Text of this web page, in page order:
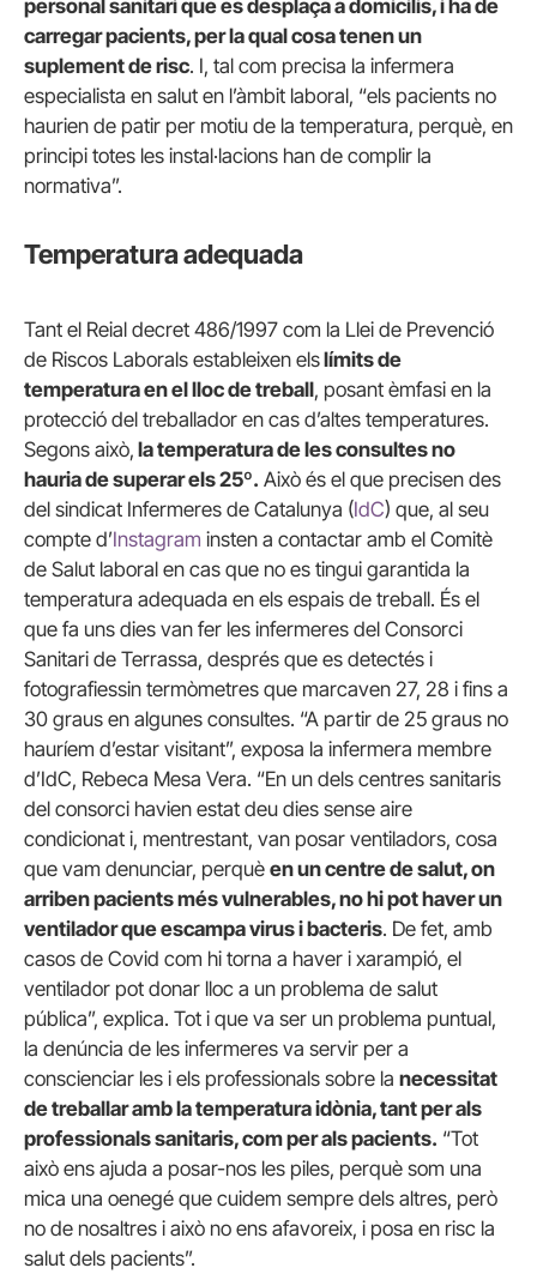
personal sanitari que es desplaça a domicilis, i ha de
carregar pacients, per la qual cosa tenen un
suplement de risc. I, tal com precisa la infermera
especialista en salut en l’àmbit laboral, “els pacients no
haurien de patir per motiu de la temperatura, perquè, en
principi totes les instal·lacions han de complir la
normativa”.
Temperatura adequada
Tant el Reial decret 486/1997 com la Llei de Prevenció
de Riscos Laborals estableixen elslímits de
temperatura en el lloc de treball, posant èmfasi en la
protecció del treballador en cas d’altes temperatures.
Segons això, la temperatura de les consultes no
hauria de superar els 25º. Això és el que precisen des
del sindicat Infermeres de Catalunya (IdC) que, al seu
compte d’Instagram insten a contactar amb el Comitè
de Salut laboral en cas que no es tingui garantida la
temperatura adequada en els espais de treball. És el
que fa uns dies van fer les infermeres del Consorci
Sanitari de Terrassa, després que es detectés i
fotografiessin termòmetres que marcaven 27, 28 i fins a
30 graus en algunes consultes. “A partir de 25 graus no
hauríem d’estar visitant”, exposa la infermera membre
d’IdC, Rebeca Mesa Vera. “En un dels centres sanitaris
del consorci havien estat deu dies sense aire
condicionat i, mentrestant, van posar ventiladors, cosa
que vam denunciar, perquè en un centre de salut, on
arriben pacients més vulnerables, no hi pot haver un
ventilador que escampa virus i bacteris. De fet, amb
casos de Covid com hi torna a haver i xarampió, el
ventilador pot donar lloc a un problema de salut
pública”, explica. Tot i que va ser un problema puntual,
la denúncia de les infermeres va servir per a
conscienciar les i els professionals sobre la necessitat
de treballar amb la temperatura idònia, tant per als
professionals sanitaris, com per als pacients. “Tot
això ens ajuda a posar-nos les piles, perquè som una
mica una oenegé que cuidem sempre dels altres, però
no de nosaltres i això no ens afavoreix, i posa en risc la
salut dels pacients”.